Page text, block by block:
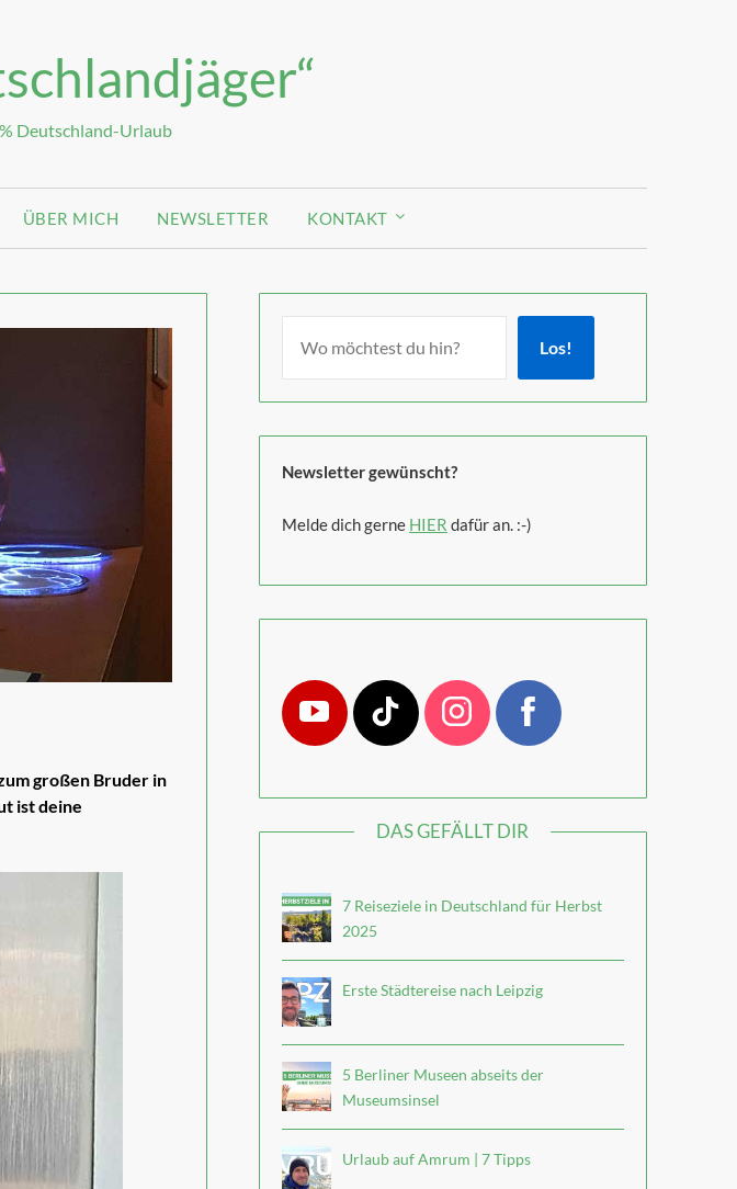
Deutschland-Urlaub
ÜBER MICH NEWSLETTER KONTAKT
großen Bruder in
ist deine
Los!
Newsletter gewünscht?
Melde dich gerne HIER dafür an. :-)
DAS GEFÄLLT DIR
7 Reiseziele in Deutschland für Herbst
2025
Erste Städtereise nach Leipzig
5 Berliner Museen abseits der
Museumsinsel
Urlaub auf Amrum | 7 Tipps